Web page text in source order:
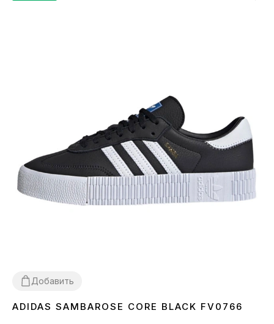
Добавить
37 3840 41
ADIDAS SAMBAROSE CORE BLACK FV0766